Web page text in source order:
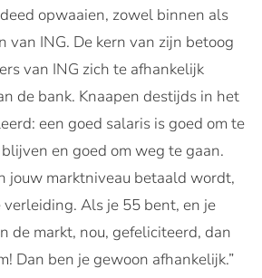
opwaaien, zowel binnen als
van ING. De kern van zijn betoog
van ING zich te afhankelijk
de bank. Knaapen destijds in het
een goed salaris is goed om te
en goed om weg te gaan.
jouw marktniveau betaald wordt,
Als je 55 bent, en je
de markt, nou, gefeliciteerd, dan
Dan ben je gewoon afhankelijk.”